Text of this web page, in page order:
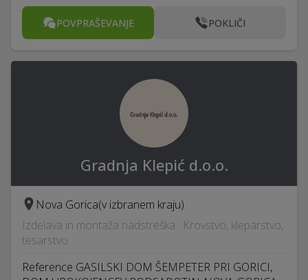
POVPRAŠEVANJE POKLIČI
Gradnja Klepić d.o.o.
Nova Gorica(v izbranem kraju)
Izdelava in montaža nadstreška · Krovstvo, kleparstvo,
tesarstvo
Reference GASILSKI DOM ŠEMPETER PRI GORICI,